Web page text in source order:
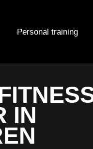
Personal training
IN